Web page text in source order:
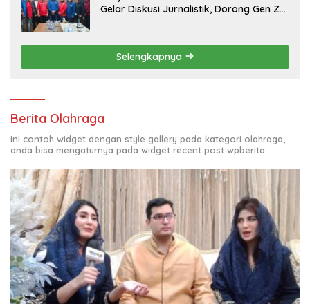
Gelar Diskusi Jurnalistik, Dorong Gen Z
Selengkapnya
Berita Olahraga
Ini contoh widget dengan style gallery pada kategori olahraga,
anda bisa mengaturnya pada widget recent post wpberita.